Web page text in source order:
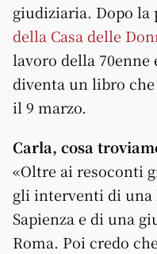
giudiziaria. Dopo la
della Casa delle
lavoro della 70enne
diventa un libro che
il 9 marzo.
Carla, cosa
«Oltre ai resoconti
gli interventi di una
Sapienza e di una
Roma. Poi credo